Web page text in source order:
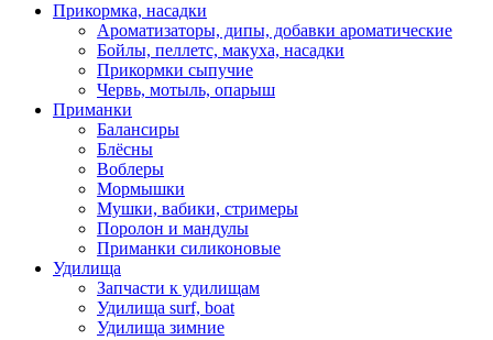
Прикормка, насадки
Ароматизаторы, дипы, добавки ароматические
Бойлы, пеллетс, макуха, насадки
Прикормки сыпучие
Червь, мотыль, опарыш
Приманки
Балансиры
Блёсны
Воблеры
Мормышки
Мушки, вабики, стримеры
Поролон и мандулы
Приманки силиконовые
Удилища
Запчасти к удилищам
Удилища surf, boat
Удилища зимние